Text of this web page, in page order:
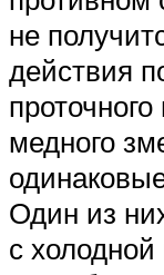
не
действия
медного
Один из
с холодной